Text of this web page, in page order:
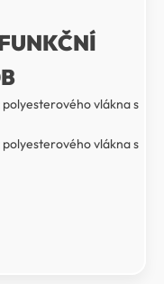
vlákna s
vlákna s